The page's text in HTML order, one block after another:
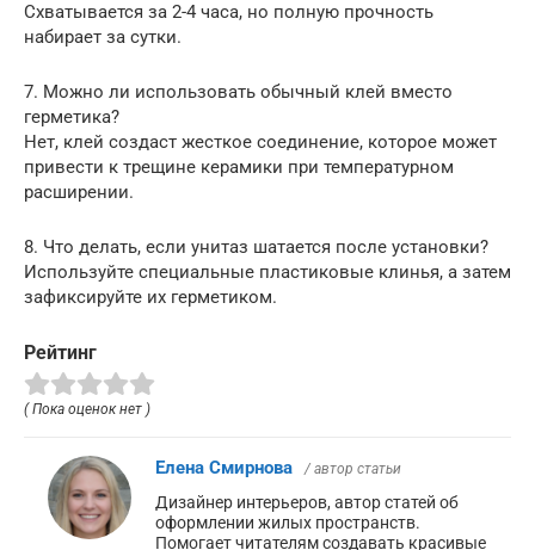
Схватывается за 2-4 часа, но полную прочность
набирает за сутки.
7. Можно ли использовать обычный клей вместо
герметика?
Нет, клей создаст жесткое соединение, которое может
привести к трещине керамики при температурном
расширении.
8. Что делать, если унитаз шатается после установки?
Используйте специальные пластиковые клинья, а затем
зафиксируйте их герметиком.
Рейтинг
( Пока оценок нет )
Елена Смирнова / автор статьи
Дизайнер интерьеров, автор статей об
оформлении жилых пространств.
Помогает читателям создавать красивые